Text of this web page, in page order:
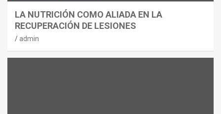
LA NUTRICIÓN COMO ALIADA EN LA
RECUPERACIÓN DE LESIONES
admin